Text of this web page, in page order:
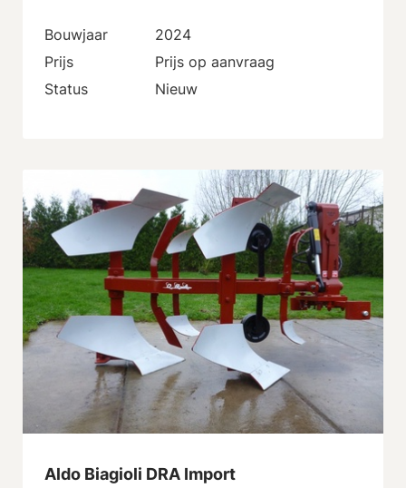
Bouwjaar
2024
Prijs
Prijs op aanvraag
Status
Nieuw
Aldo Biagioli DRA Import